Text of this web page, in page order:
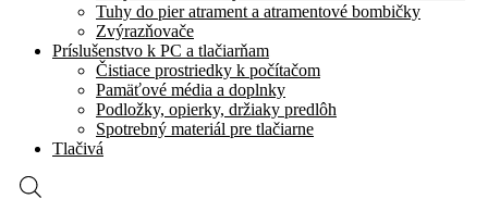
Tuhy do pier atrament a atramentové bombičky
Zvýrazňovače
Príslušenstvo k PC a tlačiarňam
Čistiace prostriedky k počítačom
Pamäťové média a doplnky
Podložky, opierky, držiaky predlôh
Spotrebný materiál pre tlačiarne
Tlačivá